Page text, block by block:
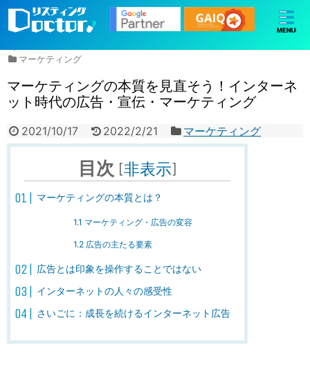
マーケティング
マーケティングの本質を見直そう！インターネ
ット時代の広告・宣伝・マーケティング
2021/10/17 2022/2/21 マーケティング
目次 [非表示]
マーケティングの本質とは？
1.1 マーケティング・広告の変容
1.2広告の主たる要素
広告とは印象を操作することではない
インターネットの人々の感受性
さいごに：成長を続けるインターネット広告